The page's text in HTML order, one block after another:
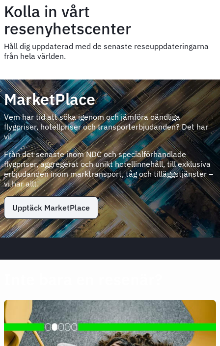
Kolla in vårt
resenyhetscenter
Håll dig uppdaterad med de senaste reseuppdateringarna
från hela världen.
MarketPlace
Vem har tid att söka igenom och jämföra oändliga
flygpriser, hotellpriser och transporterbjudanden? Det har
vi!
Från det senaste inom NDC och specialförhandlade
flygpriser, aggregerat och unikt hotellinnehåll, till exklusiva
erbjudanden inom marktransport, tåg och tilläggstjänster –
vi har allt.
Upptäck MarketPlace